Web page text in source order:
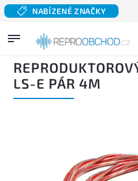
NABÍZENÉ ZNAČKY
Domů/ Příslušenství/Kabely/ Kabely
LS-E PÁR 4M